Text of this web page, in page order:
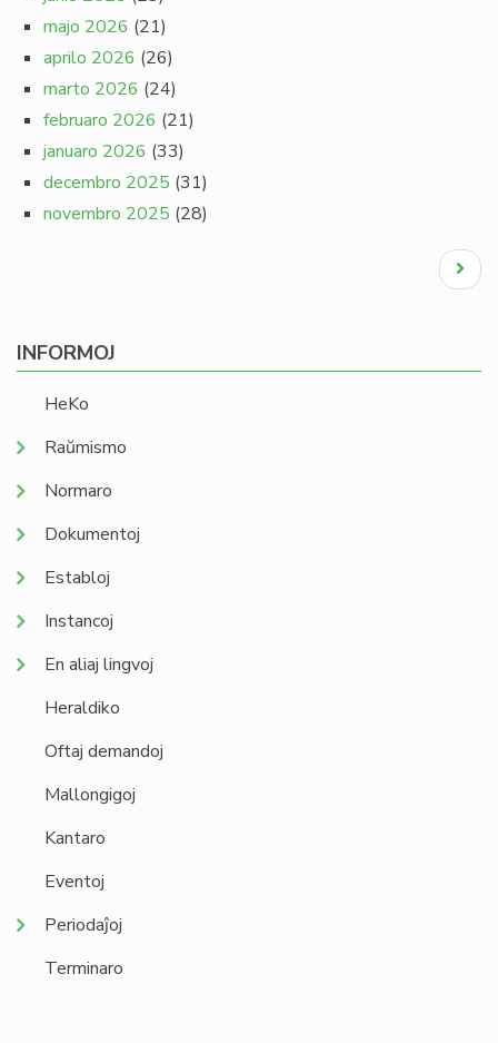
majo 2026 (21)
aprilo 2026 (26)
marto 2026 (24)
februaro 2026 (21)
januaro 2026 (33)
decembro 2025 (31)
novembro 2025 (28)
Next
page
INFORMOJ
HeKo
Raŭmismo
Normaro
Dokumentoj
Establoj
Instancoj
En aliaj lingvoj
Heraldiko
Oftaj demandoj
Mallongigoj
Kantaro
Eventoj
Periodaĵoj
Terminaro